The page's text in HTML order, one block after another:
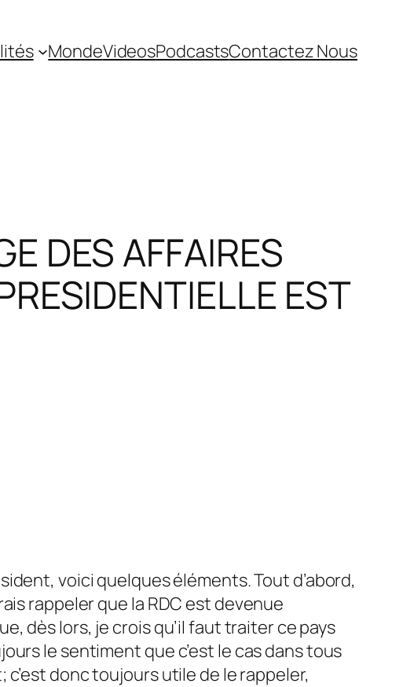
MondeVideosPodcastsContactez Nous
DES AFFAIRES
EST
voici quelques éléments. Tout d’abord,
rappeler que la RDC est devenue
dès lors, je crois qu’il faut traiter ce pays
le sentiment que c’est le cas dans tous
donc toujours utile de le rappeler,